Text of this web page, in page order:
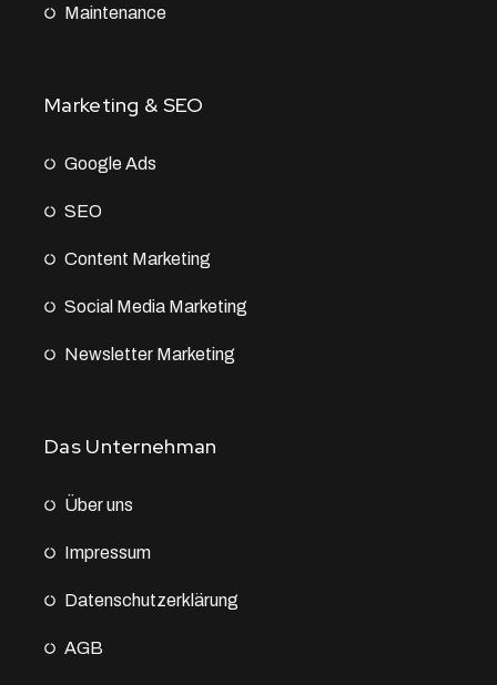
Maintenance
Marketing & SEO
Google Ads
SEO
Content Marketing
Social Media Marketing
Newsletter Marketing
Das Unternehman
Über uns
Impressum
Datenschutz­erklärung
AGB